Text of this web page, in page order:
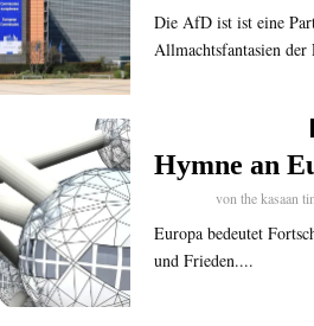
Die AfD ist ist eine
Allmachtsfantasien der
Hymne an
vonthe kasaan
Europa bedeutet
und Frieden....